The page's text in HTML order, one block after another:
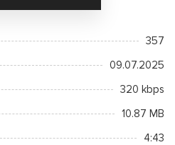
357
09.07.2025
320 kbps
10.87 MB
4:43